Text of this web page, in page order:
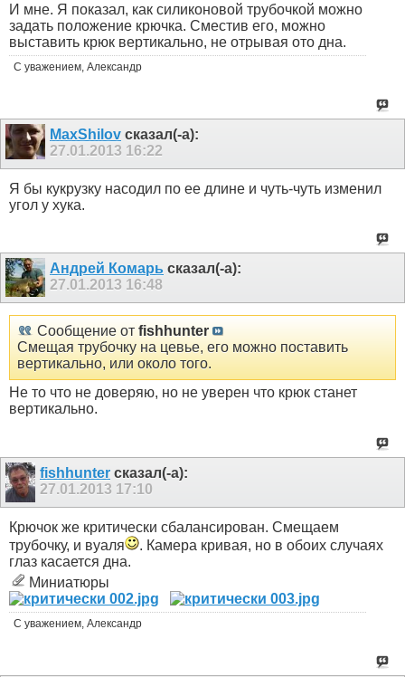
И мне. Я показал, как силиконовой трубочкой можно
задать положение крючка. Сместив его, можно
выставить крюк вертикально, не отрывая ото дна.
С уважением, Александр
MaxShilov сказал(-а):
27.01.2013 16:22
Я бы кукрузку насодил по ее длине и чуть-чуть изменил
угол у хука.
Андрей Комарь сказал(-а):
27.01.2013 16:48
Сообщение от fishhunter
Смещая трубочку на цевье, его можно поставить
вертикально, или около того.
Не то что не доверяю, но не уверен что крюк станет
вертикально.
fishhunter сказал(-а):
27.01.2013 17:10
Крючок же критически сбалансирован. Смещаем
трубочку, и вуаля
. Камера кривая, но в обоих случаях
глаз касается дна.
Миниатюры
С уважением, Александр